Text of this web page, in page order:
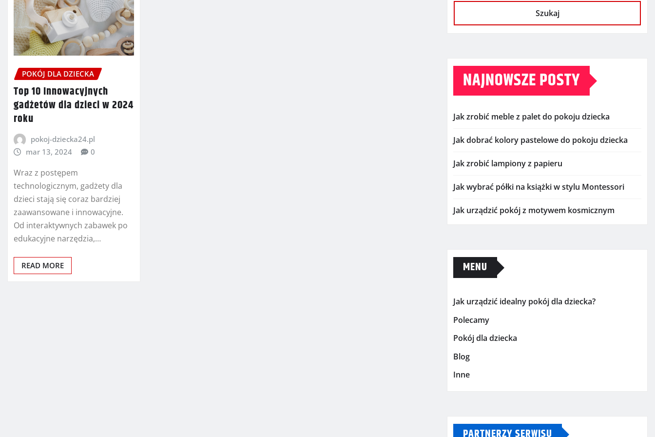
POKÓJ DLA DZIECKA
Top 10 Innowacyjnych
gadżetów dla dzieci w 2024
roku
pokoj-dziecka24.pl
mar 13, 2024
0
Wraz z postępem
technologicznym, gadżety dla
dzieci stają się coraz bardziej
zaawansowane i innowacyjne.
Od interaktywnych zabawek po
edukacyjne narzędzia,…
READ MORE
Szukaj
NAJNOWSZE POSTY
Jak zrobić meble z palet do pokoju dziecka
Jak dobrać kolory pastelowe do pokoju dziecka
Jak zrobić lampiony z papieru
Jak wybrać półki na książki w stylu Montessori
Jak urządzić pokój z motywem kosmicznym
MENU
Jak urządzić idealny pokój dla dziecka?
Polecamy
Pokój dla dziecka
Blog
Inne